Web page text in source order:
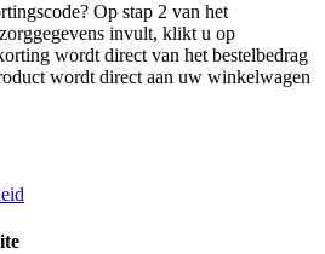
Op stap 2 van het
invult, klikt u op
wordt direct van het bestelbedrag
wordt direct aan uw winkelwagen